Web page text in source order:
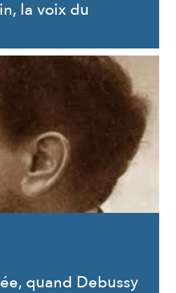
la voix du
quand Debussy